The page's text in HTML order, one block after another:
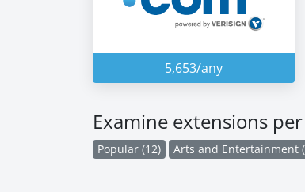
5,653/any
Examine extensions
Popular (12) Arts and Entertainment